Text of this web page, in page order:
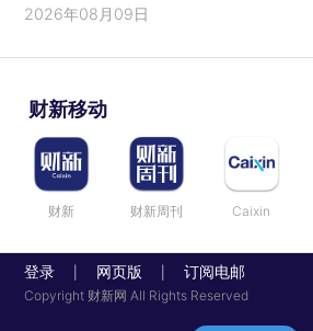
2026年08月09日
财新移动
财新 财新周刊 Caixin
登录 网页版 订阅电邮
Copyright 财新网 All Rights Reserved